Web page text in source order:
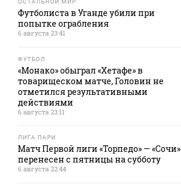
ОСТАЛЬНОЙ МИР
Футболиста в Уганде убили при
попытке ограбления
6 августа 23:41
ФУТБОЛ
«Монако» обыграл «Хетафе» в
товарищеском матче, Головин не
отметился результативными
действиями
6 августа 23:11
ЛИГА ПАРИ
Матч Первой лиги «Торпедо» — «Сочи»
перенесен с пятницы на субботу
6 августа 22:44